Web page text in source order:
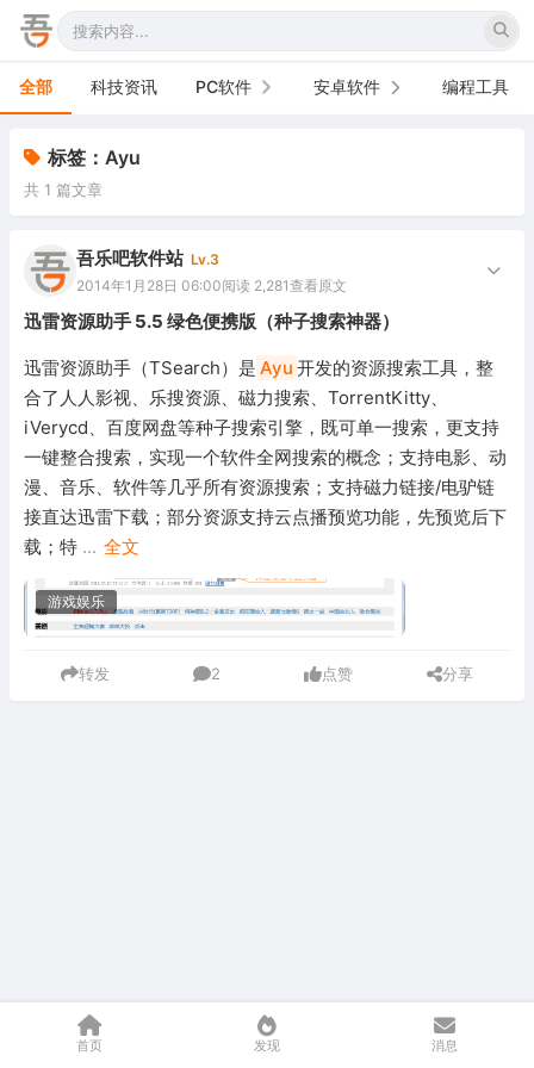
首页 发现 消息
全部 科技资讯 PC软件
办公软件
网络软件
图形图像
游戏娱乐
安全防御
系统下载
系统工具
安卓软件
手机软件
电视软件
车机软件
编程工具
标签：Ayu
共 1 篇文章
吾乐吧软件站 Lv.3
2014年1月28日 06:00阅读 2,281查看原文
迅雷资源助手 5.5 绿色便携版（种子搜索神器）
迅雷资源助手（TSearch）是 Ayu 开发的资源搜索工具，整
合了人人影视、乐搜资源、磁力搜索、TorrentKitty、
iVerycd、百度网盘等种子搜索引擎，既可单一搜索，更支持
一键整合搜索，实现一个软件全网搜索的概念；支持电影、动
漫、音乐、软件等几乎所有资源搜索；支持磁力链接/电驴链
接直达迅雷下载；部分资源支持云点播预览功能，先预览后下
载；特 ... 全文
游戏娱乐
转发 2 点赞 分享